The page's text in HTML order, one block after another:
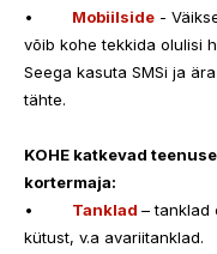
Mobiilside -
võib kohe tekkida olulisi
Seega kasuta SMSi ja
tähte.
KOHE katkevad
kortermaja:
Tanklad – tanklad
kütust, v.a avariitanklad.